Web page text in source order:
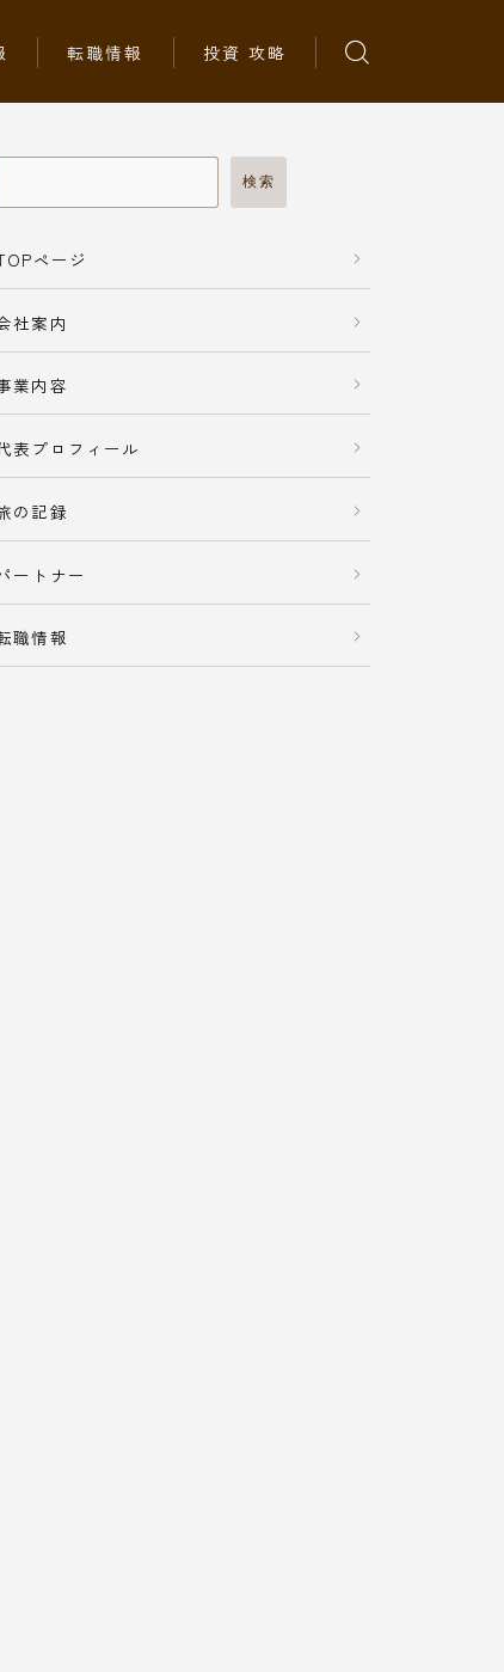
転職情報 投資 攻略
検索
ページ
社案内
業内容
表プロフィール
の記録
ートナー
職情報